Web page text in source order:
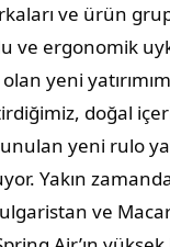
ve ürün
ve ergonomik
yeni
doğal
yeni rulo
Yakın
ve